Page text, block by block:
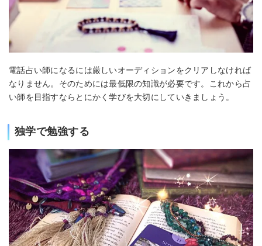
電話占い師になるには厳しいオーディションをクリアしなければ
なりません。そのためには最低限の知識が必要です。これから占
い師を目指すならとにかく学びを大切にしていきましょう。
独学で勉強する